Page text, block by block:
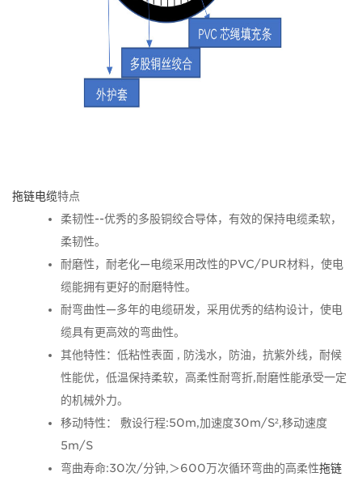
拖链电缆特点
柔韧性--优秀的多股铜绞合导体，有效的保持电缆柔软，
柔韧性。
耐磨性，耐老化—电缆采用改性的PVC/PUR材料，使电
缆能拥有更好的耐磨特性。
耐弯曲性—多年的电缆研发，采用优秀的结构设计，使电
缆具有更高效的弯曲性。
其他特性：低粘性表面 , 防浅水，防油，抗紫外线，耐候
性能优，低温保持柔软，高柔性耐弯折,耐磨性能承受一定
的机械外力。
移动特性： 敷设行程:50m,加速度30m/S²,移动速度
5m/S
弯曲寿命:30次/分钟,＞600万次循环弯曲的高柔性拖链